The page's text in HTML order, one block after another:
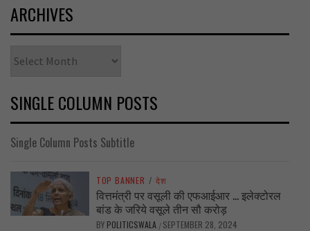
ARCHIVES
SINGLE COLUMN POSTS
Single Column Posts Subtitle
TOP BANNER / देश
वित्तमंत्री पर वसूली की एफआईआर … इलेक्टोरल
बांड के जरिये वसूले तीन सौ करोड़
BY POLITICSWALA / SEPTEMBER 28, 2024